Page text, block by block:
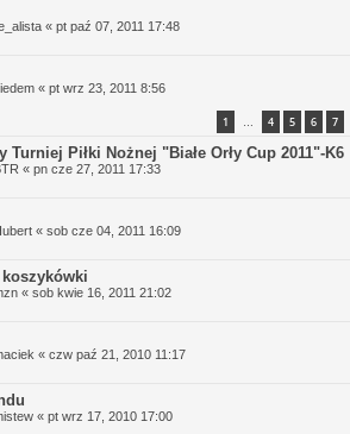
« pt paź 07, 2011 17:48
« pt wrz 23, 2011 8:56
1 … 4 5 6 7
Turniej Piłki Nożnej "Białe Orły Cup 2011"-K6
« pn cze 27, 2011 17:33
« sob cze 04, 2011 16:09
« sob kwie 16, 2011 21:02
« czw paź 21, 2010 11:17
« pt wrz 17, 2010 17:00